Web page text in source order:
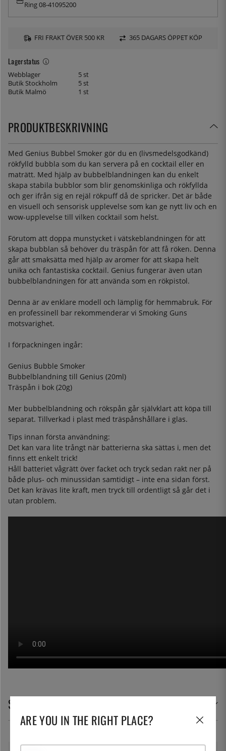
Lagerstatus
Webblager
5 st
Butik Stockholm
5 st
Butik Malmö
1 st
Ring 08-41095200
FRI FRAKT ÖVER 500 KR 365 DAGARS ÖPPET KÖP
PRODUKTBESKRIVNING
Med Genius Bubbel Smoker gör du en (livsmedelsgodkänd)
rökfylld bubbla som du kan servera på en cocktail eller en
maträtt. Med hjälp av bubbelblandningen kan du enkelt
skapa stabila bubblor som blir genomskinliga och rökfyllda
och ger ifrån sig en rejäl rökpuff då de spricker. Det är både
en visuell och sensorisk upplevelse som kan ge nytt liv och en
wow-upplevelse till vilken cocktail som helst.
Förutom att doppa munstycket i vätskeblandningen för att
skapa bubblan så behöver du träspån för att få röken. Denna
går att smaksätta med hjälp av aromer för att skapa helt
unika och fantastiska cocktail. Genius fungerar även utan
bubbelblandningen för att använda som en rökpistol.
Denna är av enklare modell och lämplig för hemmabruk. För
en professinell bar rekommenderar vi Smoking Guns
motsvarighet.
I förpackningen ingår:
Genius Bubble Smoker
Bubbelblandning till Genius (20ml)
Träspån i bok (20g)
Mer bubbelblandning och rökspån går självklart att köpa till
separat. Tillverkad i plast med träspånshållare i glas.
Tips innan första användning:
Det kan vara lite trångt när batterierna ska sättas i, men det
finns ett enkelt trick!
Håll batteriet vågrätt över facket och tryck sedan rakt ner på
både plus- och minussidan samtidigt – inte ena sidan först.
Det kan krävas lite kraft, men tryck till ordentligt så går det i
utan problem.
SPECIFIKATIONER
ARE YOU IN THE RIGHT PLACE?